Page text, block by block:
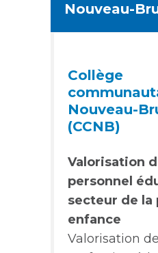
Nouveau-
Collège
Nouveau-
(CCNB)
Valorisation
personnel
secteur de la
enfance
Valorisation